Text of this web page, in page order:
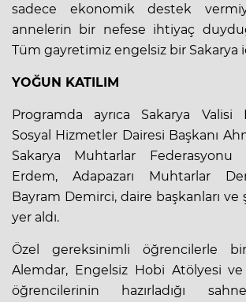
sadece ekonomik destek
annelerin bir nefese ihtiyaç
Tüm gayretimiz engelsiz bir Sakarya
YOĞUN KATILIM
Programda ayrıca Sakarya Valisi
Sosyal Hizmetler Dairesi Başkanı
Sakarya Muhtarlar Federasyonu
Erdem, Adapazarı Muhtarlar
Bayram Demirci, daire başkanları
yer aldı.
Özel gereksinimli öğrencilerle
Alemdar, Engelsiz Hobi Atölyesi
öğrencilerinin hazırladığı